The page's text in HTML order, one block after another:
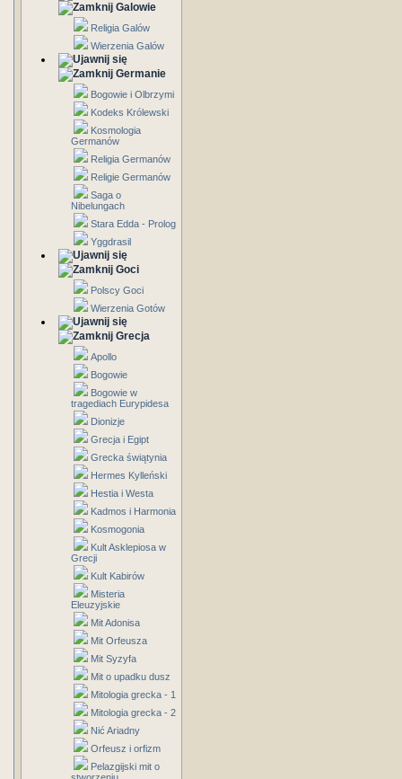
Galowie
Religia Galów
Wierzenia Galów
Germanie
Bogowie i Olbrzymi
Kodeks Królewski
Kosmologia
Germanów
Religia Germanów
Religie Germanów
Saga o
Nibelungach
Stara Edda - Prolog
Yggdrasil
Goci
Polscy Goci
Wierzenia Gotów
Grecja
Apollo
Bogowie
Bogowie w
tragediach Eurypidesa
Dionizje
Grecja i Egipt
Grecka świątynia
Hermes Kylleński
Hestia i Westa
Kadmos i Harmonia
Kosmogonia
Kult Asklepiosa w
Grecji
Kult Kabirów
Misteria
Eleuzyjskie
Mit Adonisa
Mit Orfeusza
Mit Syzyfa
Mit o upadku dusz
Mitologia grecka - 1
Mitologia grecka - 2
Nić Ariadny
Orfeusz i orfizm
Pelazgijski mit o